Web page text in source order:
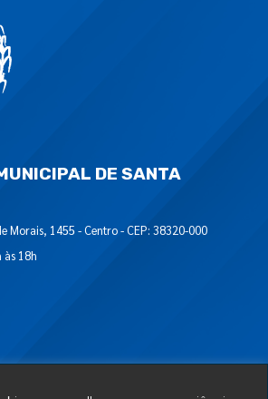
DE SANTA
Morais, 1455 - Centro - CEP: 38320-000
às 18h